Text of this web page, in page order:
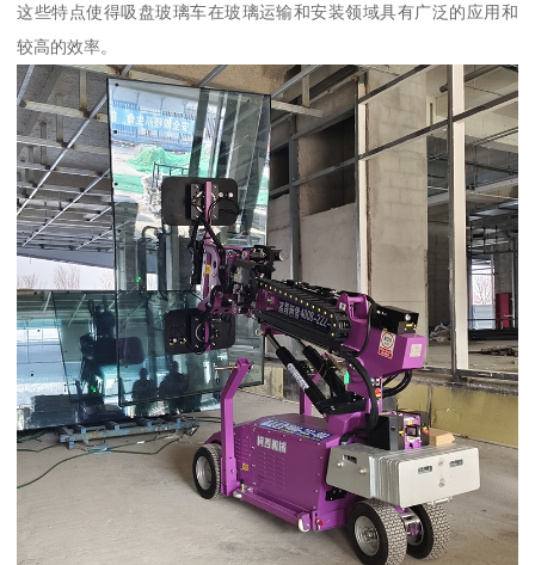
这些特点使得吸盘玻璃车在玻璃运输和安装领域具有广泛的应用和
较高的效率。